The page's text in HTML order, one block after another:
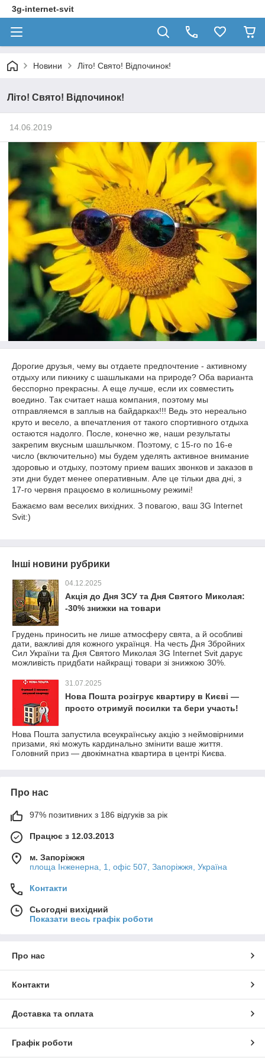
3g-internet-svit
Новини Літо! Свято! Відпочинок!
Літо! Свято! Відпочинок!
14.06.2019
Дорогие друзья, чему вы отдаете предпочтение - активному
отдыху или пикнику с шашлыками на природе? Оба варианта
бесспорно прекрасны. А еще лучше, если их совместить
воедино. Так считает наша компания, поэтому мы
отправляемся в заплыв на байдарках!!! Ведь это нереально
круто и весело, а впечатления от такого спортивного отдыха
остаются надолго. После, конечно же, наши результаты
закрепим вкусным шашлычком. Поэтому, с 15-го по 16-е
число (включительно) мы будем уделять активное внимание
здоровью и отдыху, поэтому прием ваших звонков и заказов в
эти дни будет менее оперативным. Але це тільки два дні, з
17-го червня працюємо в колишньому режимі!
Бажаємо вам веселих вихідних. З повагою, ваш 3G Internet
Svit:)
Інші новини рубрики
04.12.2025
Акція до Дня ЗСУ та Дня Святого Миколая:
-30% знижки на товари
Грудень приносить не лише атмосферу свята, а й особливі
дати, важливі для кожного українця. На честь Дня Збройних
Сил України та Дня Святого Миколая 3G Internet Svit дарує
можливість придбати найкращі товари зі знижкою 30%.
31.07.2025
Нова Пошта розігрує квартиру в Києві —
просто отримуй посилки та бери участь!
Нова Пошта запустила всеукраїнську акцію з неймовірними
призами, які можуть кардинально змінити ваше життя.
Головний приз — двокімнатна квартира в центрі Києва.
Про нас
97% позитивних з 186 відгуків за рік
Працює з 12.03.2013
м. Запоріжжя
площа Інженерна, 1, офіс 507, Запоріжжя, Україна
Контакти
Сьогодні вихідний
Показати весь графік роботи
Про нас
Контакти
Доставка та оплата
Графік роботи